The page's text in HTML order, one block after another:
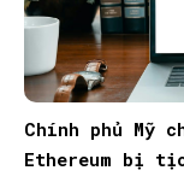
Chính phủ Mỹ
Ethereum bị